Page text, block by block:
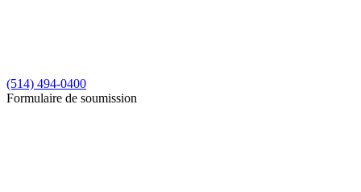
(514) 494-0400
Formulaire de soumission